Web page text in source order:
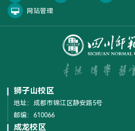
网站管理
狮子山校区
地址：成都市锦江区静安路5号
邮编：610066
成龙校区